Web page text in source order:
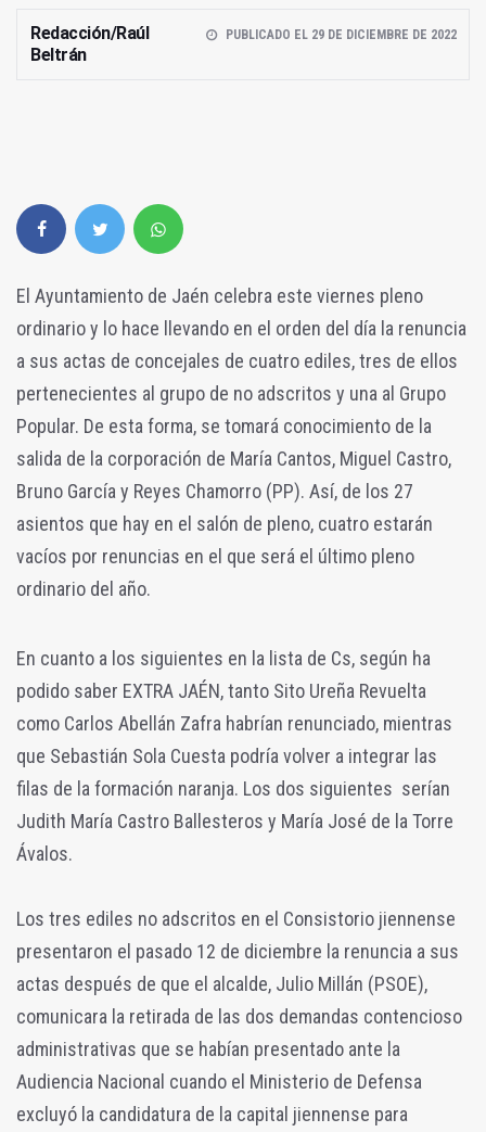
Redacción/Raúl
Beltrán
PUBLICADO EL 29 DE DICIEMBRE DE 2022
El Ayuntamiento de Jaén celebra este viernes pleno
ordinario y lo hace llevando en el orden del día la renuncia
a sus actas de concejales de cuatro ediles, tres de ellos
pertenecientes al grupo de no adscritos y una al Grupo
Popular. De esta forma, se tomará conocimiento de la
salida de la corporación de María Cantos, Miguel Castro,
Bruno García y Reyes Chamorro (PP). Así, de los 27
asientos que hay en el salón de pleno, cuatro estarán
vacíos por renuncias en el que será el último pleno
ordinario del año.
En cuanto a los siguientes en la lista de Cs, según ha
podido saber EXTRA JAÉN, tanto Sito Ureña Revuelta
como Carlos Abellán Zafra habrían renunciado, mientras
que Sebastián Sola Cuesta podría volver a integrar las
filas de la formación naranja. Los dos siguientes serían
Judith María Castro Ballesteros y María José de la Torre
Ávalos.
Los tres ediles no adscritos en el Consistorio jiennense
presentaron el pasado 12 de diciembre la renuncia a sus
actas después de que el alcalde, Julio Millán (PSOE),
comunicara la retirada de las dos demandas contencioso
administrativas que se habían presentado ante la
Audiencia Nacional cuando el Ministerio de Defensa
excluyó la candidatura de la capital jiennense para